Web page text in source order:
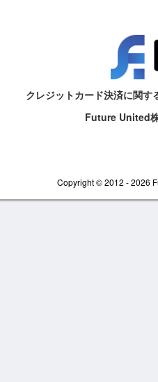
クレジットカード決済に関す
Future United
Copyright © 2012 - 2026